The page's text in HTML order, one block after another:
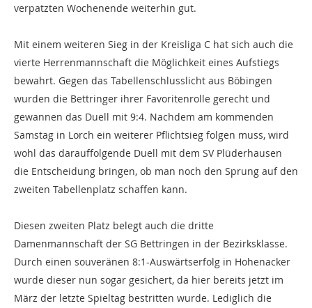
verpatzten Wochenende weiterhin gut.
Mit einem weiteren Sieg in der Kreisliga C hat sich auch die
vierte Herrenmannschaft die Möglichkeit eines Aufstiegs
bewahrt. Gegen das Tabellenschlusslicht aus Böbingen
wurden die Bettringer ihrer Favoritenrolle gerecht und
gewannen das Duell mit 9:4. Nachdem am kommenden
Samstag in Lorch ein weiterer Pflichtsieg folgen muss, wird
wohl das darauffolgende Duell mit dem SV Plüderhausen
die Entscheidung bringen, ob man noch den Sprung auf den
zweiten Tabellenplatz schaffen kann.
Diesen zweiten Platz belegt auch die dritte
Damenmannschaft der SG Bettringen in der Bezirksklasse.
Durch einen souveränen 8:1-Auswärtserfolg in Hohenacker
wurde dieser nun sogar gesichert, da hier bereits jetzt im
März der letzte Spieltag bestritten wurde. Lediglich die